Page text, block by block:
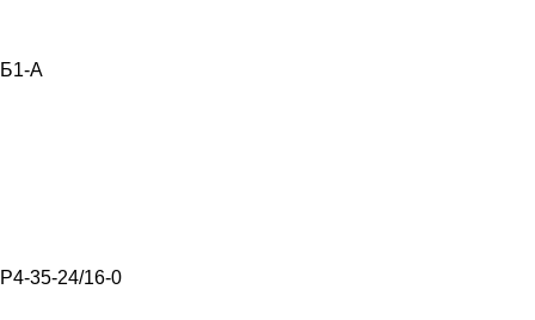
Б1-А
Р4-35-24/16-0